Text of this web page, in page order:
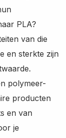
PLA?
van die
en sterkte zijn
polymeer-
producten
en van
je